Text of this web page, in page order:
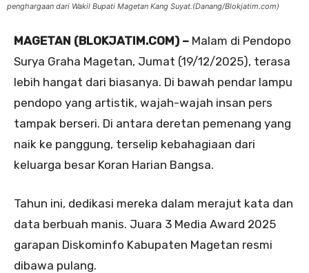
penghargaan dari Wakil Bupati Magetan Kang Suyat.(Danang/Blokjatim.com)
MAGETAN (BLOKJATIM.COM) – Malam di Pendopo
Surya Graha Magetan, Jumat (19/12/2025), terasa
lebih hangat dari biasanya. Di bawah pendar lampu
pendopo yang artistik, wajah-wajah insan pers
tampak berseri. Di antara deretan pemenang yang
naik ke panggung, terselip kebahagiaan dari
keluarga besar Koran Harian Bangsa.
Tahun ini, dedikasi mereka dalam merajut kata dan
data berbuah manis. Juara 3 Media Award 2025
garapan Diskominfo Kabupaten Magetan resmi
dibawa pulang.